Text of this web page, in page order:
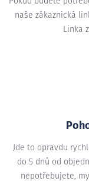
naše zákaznická
Linka
Jde to opravdu
do 5 dnů od
nepotřebujete,